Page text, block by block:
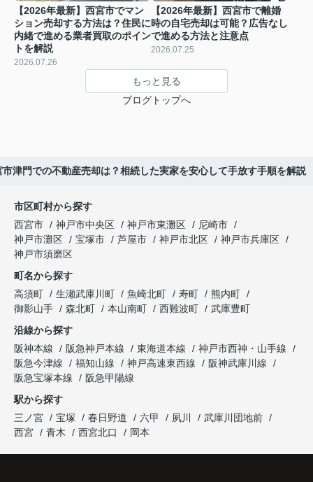
【2026年最新】西宮市でマン
ション売却する方法は？住民に
内緒で進める業者買取のポイン
トを解説
2026.07.26
【2026年最新】西宮市で離婚
時の自宅売却は可能？広告なし
で進める方法と注意点
2026.07.25
もっと見る
ブログトップへ
津門での不動産売却は？相続した実家を安心して手放す手順を解説
市区町村から探す
西宮市
神戸市中央区 神戸市東灘区
尼崎市
神戸市灘区
宝塚市 芦屋市 神戸市北区
神戸市兵庫区
神戸市須磨区
町名から探す
高須町
生瀬武庫川町 魚崎北町 寿町
熊内町
御影山手
森北町 本山南町 西難波町
武庫豊町
沿線から探す
阪神本線
阪急神戸本線 東海道本線
神戸市西神・山手線
阪急今津線
福知山線 神戸高速東西線
阪神武庫川線
阪急宝塚本線
阪急甲陽線
駅から探す
三ノ宮
宝塚 春日野道 六甲 夙川
武庫川団地前
西宮
青木 西宮北口 岡本